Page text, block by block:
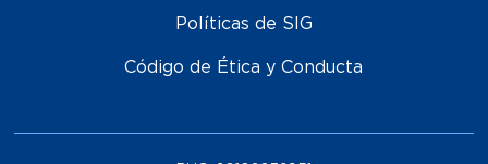
Políticas de SIG
Código de Ética y Conducta